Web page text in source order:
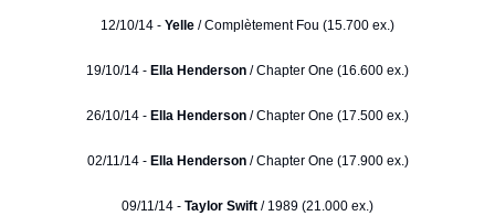
12/10/14 - Yelle / Complètement Fou (15.700 ex.)
19/10/14 - Ella Henderson / Chapter One (16.600 ex.)
26/10/14 - Ella Henderson / Chapter One (17.500 ex.)
02/11/14 - Ella Henderson/ Chapter One (17.900 ex.)
09/11/14 - Taylor Swift / 1989 (21.000 ex.)